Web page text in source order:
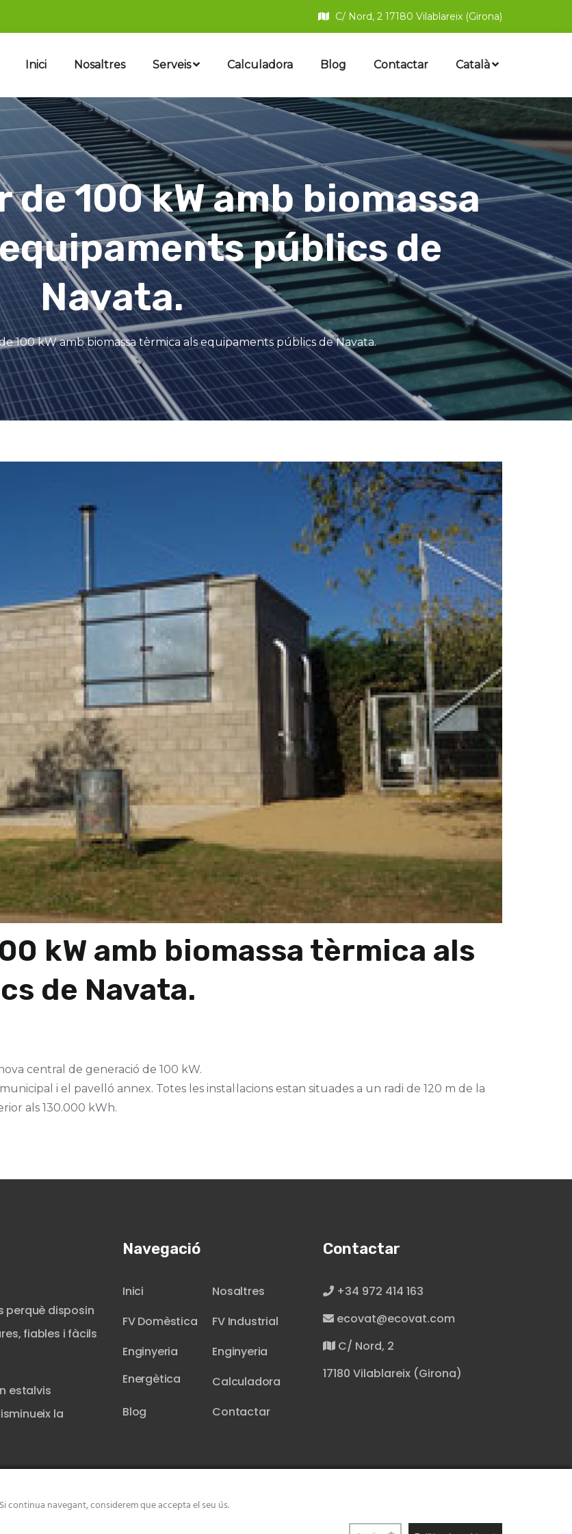
C/ Nord, 2 17180 Vilablareix (Girona)
Inici Nosaltres Serveis Calculadora Blog Contactar Català
100 kW amb biomassa
públics de
Navata.
100 kW amb biomassa tèrmica als equipaments públics de Navata.
kW amb biomassa tèrmica als
de Navata.
central de generació de 100 kW.
i el pavelló annex. Totes les instal·lacions estan situades a un radi de 120 m de la
als 130.000 kWh.
perquè disposin
fiables i fàcils
estalvis
la
Navegació
Inici
Nosaltres
FV Domèstica
FV Industrial
Enginyeria
Energètica
Enginyeria
Calculadora
Blog
Contactar
Contactar
+34 972 414 163
ecovat@ecovat.com
C/ Nord, 2
17180 Vilablareix (Girona)
continua navegant, considerem que accepta el seu ús.